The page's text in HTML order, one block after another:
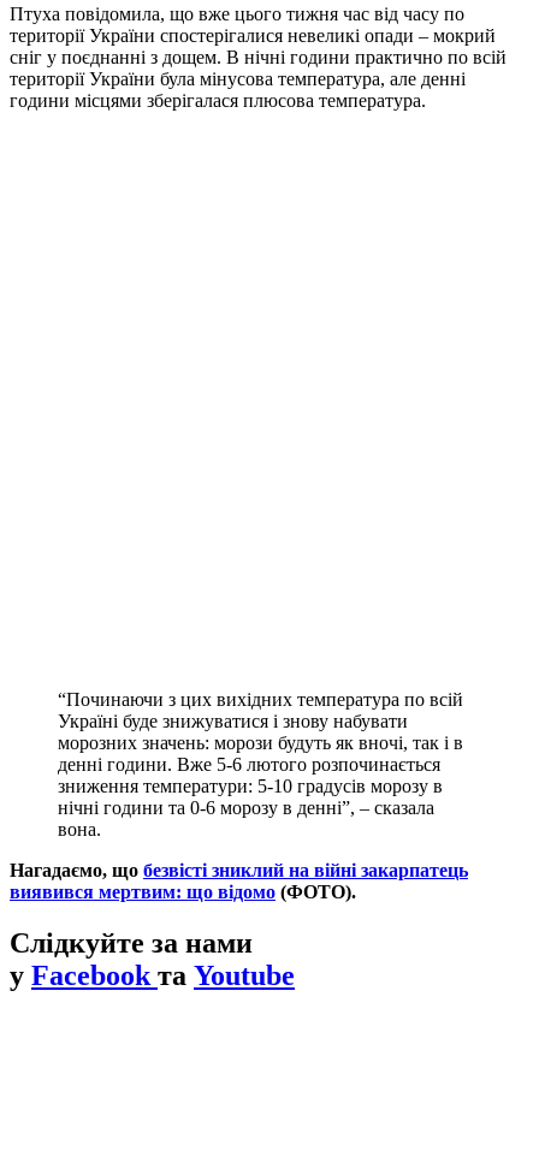
Птуха повідомила, що вже цього тижня час від часу по
території України спостерігалися невеликі опади – мокрий
сніг у поєднанні з дощем. В нічні години практично по всій
території України була мінусова температура, але денні
години місцями зберігалася плюсова температура.
“Починаючи з цих вихідних температура по всій
Україні буде знижуватися і знову набувати
морозних значень: морози будуть як вночі, так і в
денні години. Вже 5-6 лютого розпочинається
зниження температури: 5-10 градусів морозу в
нічні години та 0-6 морозу в денні”, – сказала
вона.
Нагадаємо, що безвісті зниклий на війні закарпатець
виявився мертвим: що відомо (ФОТО).
Слідкуйте за нами
у Facebook та Youtube